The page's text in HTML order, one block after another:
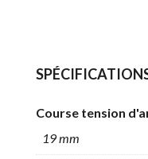
Course tension
19 mm